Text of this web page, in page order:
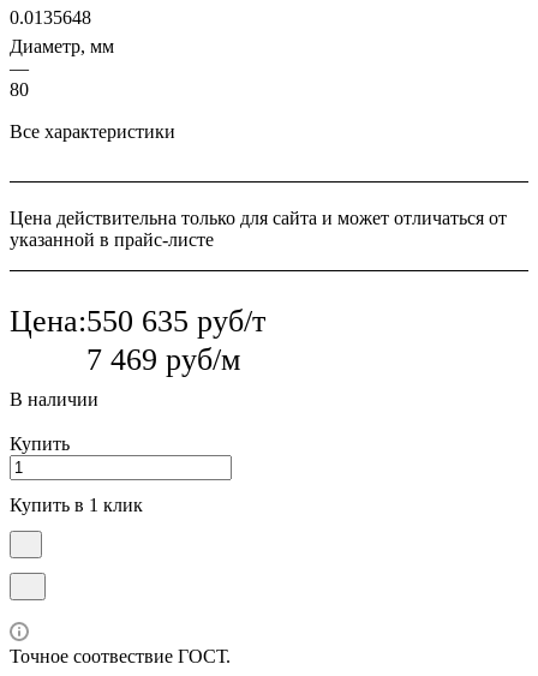
0.0135648
Диаметр, мм
—
80
Все характеристики
Цена действительна только для сайта и может отличаться от
указанной в прайс-листе
Цена:550 635 руб/т
7 469 руб/м
В наличии
Купить
Купить в 1 клик
Точное соотвествие ГОСТ.